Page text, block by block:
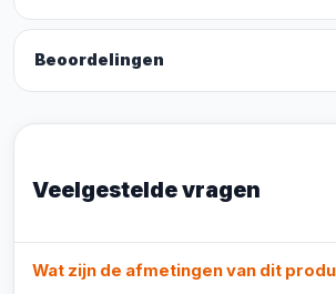
Beoordelingen
Veelgestelde vragen
Wat zijn de afmetingen van dit